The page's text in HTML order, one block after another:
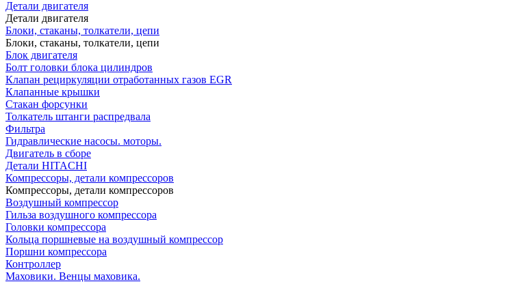
Детали двигателя
Детали двигателя
Блоки, стаканы, толкатели, цепи
Блоки, стаканы, толкатели, цепи
Блок двигателя
Болт головки блока цилиндров
Клапан рециркуляции отработанных газов EGR
Клапанные крышки
Стакан форсунки
Толкатель штанги распредвала
Фильтра
Гидравлические насосы. моторы.
Двигатель в сборе
Детали HITACHI
Компрессоры, детали компрессоров
Компрессоры, детали компрессоров
Воздушный компрессор
Гильза воздушного компрессора
Головки компрессора
Кольца поршневые на воздушный компрессор
Поршни компрессора
Контроллер
Маховики. Венцы маховика.